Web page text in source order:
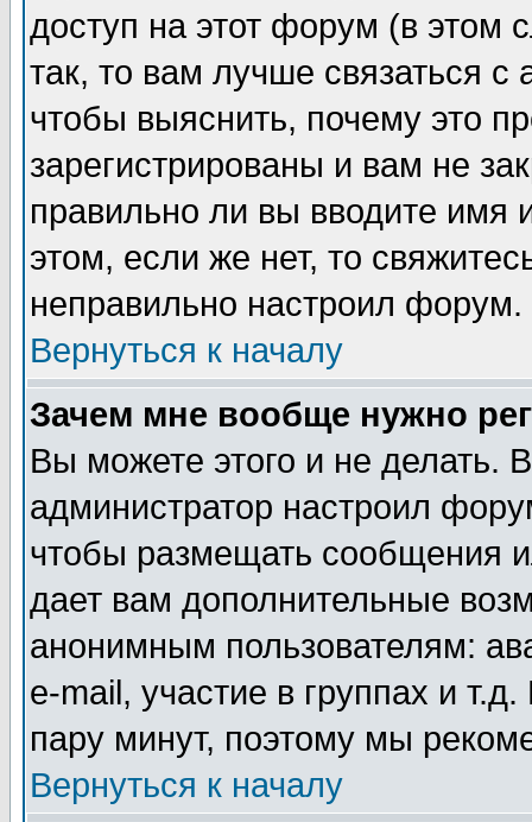
доступ на этот форум (в этом
так, то вам лучше связаться
чтобы выяснить, почему это
зарегистрированы и вам не
правильно ли вы вводите
этом, если же нет, то
неправильно настроил форум.
Вернуться к началу
Зачем мне вообще нужно
Вы можете этого и не делать.
администратор настроил
чтобы размещать сообщения
дает вам дополнительные
анонимным пользователям:
e-mail, участие в группах и
пару минут, поэтому мы
Вернуться к началу